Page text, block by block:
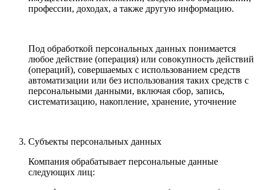
профессии, доходах, а также другую информацию.
Под обработкой персональных данных понимается
любое действие (операция) или совокупность действий
(операций), совершаемых с использованием средств
автоматизации или без использования таких средств с
персональными данными, включая сбор, запись,
систематизацию, накопление, хранение, уточнение
Субъекты персональных данных
Компания обрабатывает персональные данные
следующих лиц: